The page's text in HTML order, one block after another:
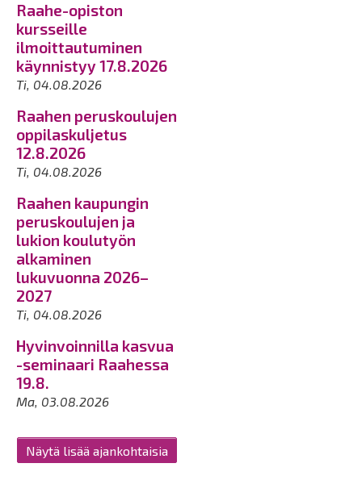
Raahe-opiston
kursseille
ilmoittautuminen
käynnistyy 17.8.2026
Ti, 04.08.2026
Raahen peruskoulujen
oppilaskuljetus
12.8.2026
Ti, 04.08.2026
Raahen kaupungin
peruskoulujen ja
lukion koulutyön
alkaminen
lukuvuonna 2026–
2027
Ti, 04.08.2026
Hyvinvoinnilla kasvua
-seminaari Raahessa
19.8.
Ma, 03.08.2026
Näytä lisää ajankohtaisia